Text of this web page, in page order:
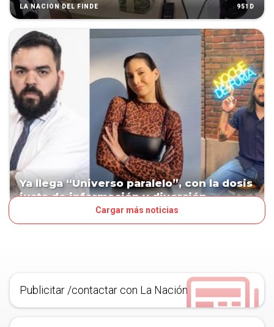
LA NACIÓN DEL FINDE 951D
Ya llega “Universo paralelo”, con la dosis
justa de información y diversión
Cargar más noticias
Publicitar /contactar con La Nación